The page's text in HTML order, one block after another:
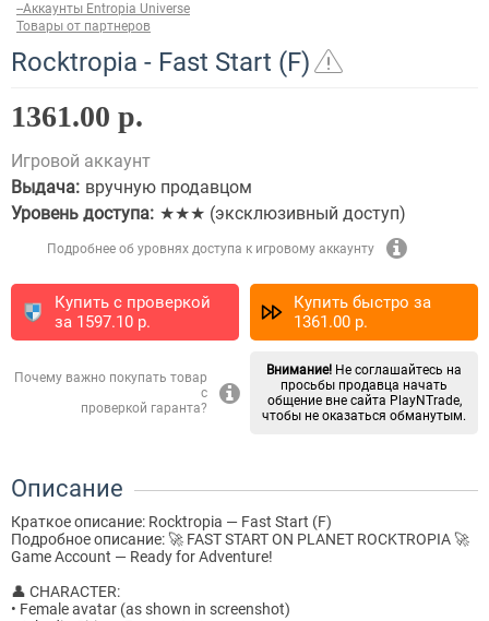
--Аккаунты Entropia Universe
Товары от партнеров
Rocktropia - Fast Start (F)
1361.00 р.
Игровой аккаунт
Выдача: вручную продавцом
Уровень доступа: ★★★ (эксклюзивный доступ)
Подробнее об уровнях доступа к игровому аккаунту
Купить с проверкой
за 1597.10 p.
Купить быстро за
1361.00 p.
Почему важно покупать товар
с
проверкой гаранта?
Внимание! Не соглашайтесь на
просьбы продавца начать
общение вне сайта PlayNTrade,
чтобы не оказаться обманутым.
Описание
Краткое описание: Rocktropia — Fast Start (F)
Подробное описание: 🚀 FAST START ON PLANET ROCKTROPIA 🚀
Game Account — Ready for Adventure!
👤 CHARACTER:
• Female avatar (as shown in screenshot)